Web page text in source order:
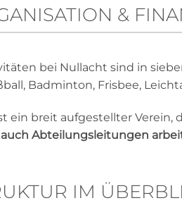
&
bei Nullacht sind in
Badminton, Frisbee,
ein breit aufgestellter Verein,
auch Abteilungsleitungen
IM